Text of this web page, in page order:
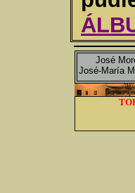
José
José-María